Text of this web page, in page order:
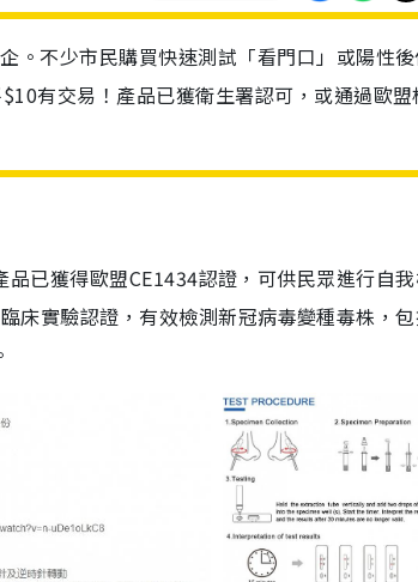
。不少市民購買快速測試「看門口」或陽性
有交易！產品已獲衛生署認可，或通過歐盟
已獲得歐盟CE1434認證，可供民眾進行自
床實驗認證，有效檢測新冠病毒變種毒株，